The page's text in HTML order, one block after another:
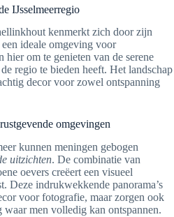
IJsselmeerregio
kenmerkt zich door zijn
ideale omgeving voor
hier om te genieten van de serene
regio te bieden heeft. Het landschap
decor voor zowel ontspanning
omgevingen
kunnen meningen gebogen
uitzichten. De combinatie van
oevers creëert een visueel
Deze indrukwekkende panorama’s
voor fotografie, maar zorgen ook
men volledig kan ontspannen.